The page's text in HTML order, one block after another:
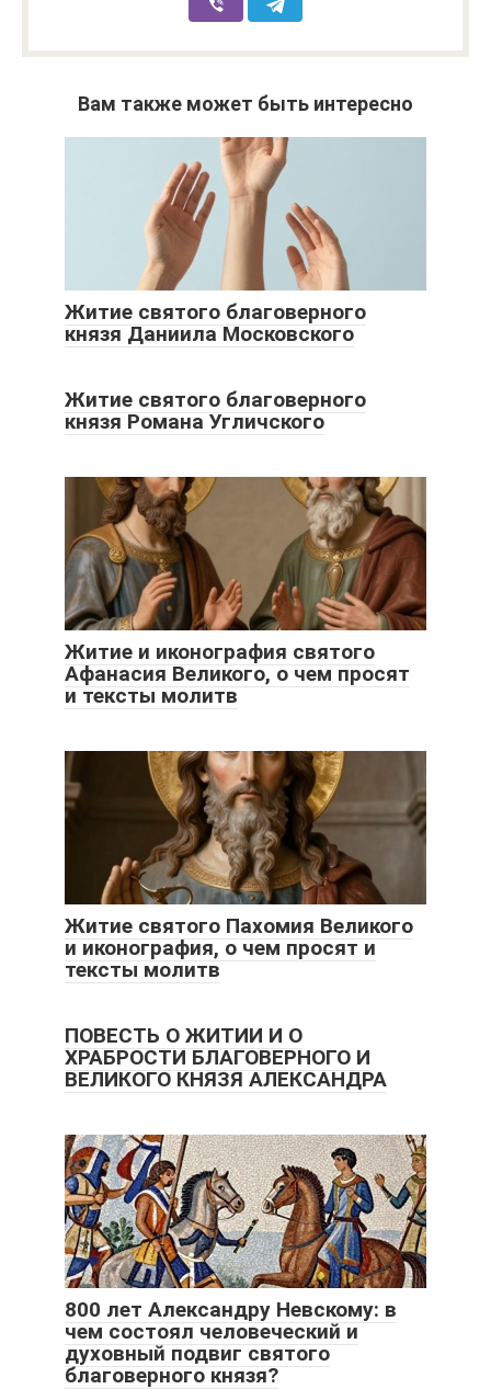
Вам также может быть интересно
Житие святого благоверного
князя Даниила Московского
Житие святого благоверного
князя Романа Угличского
Житие и иконография святого
Афанасия Великого, о чем просят
и тексты молитв
Житие святого Пахомия Великого
и иконография, о чем просят и
тексты молитв
ПОВЕСТЬ О ЖИТИИ И О
ХРАБРОСТИ БЛАГОВЕРНОГО И
ВЕЛИКОГО КНЯЗЯ АЛЕКСАНДРА
800 лет Александру Невскому: в
чем состоял человеческий и
духовный подвиг святого
благоверного князя?